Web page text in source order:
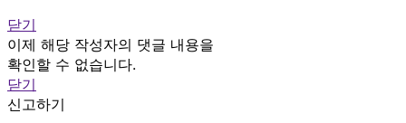
닫기
이제 해당 작성자의 댓글 내용을
확인할 수 없습니다.
닫기
신고하기